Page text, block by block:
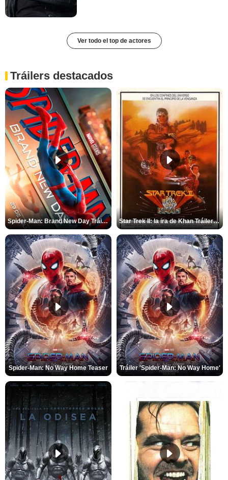
Ver todo el top de actores
Tráilers destacados
Spider-Man: Brand New Day Tráiler (3) Star Trek II: la ira de Khan Tráiler VO
Spider-Man: No Way Home Teaser Tráiler 'Spider-Man: No Way Home'